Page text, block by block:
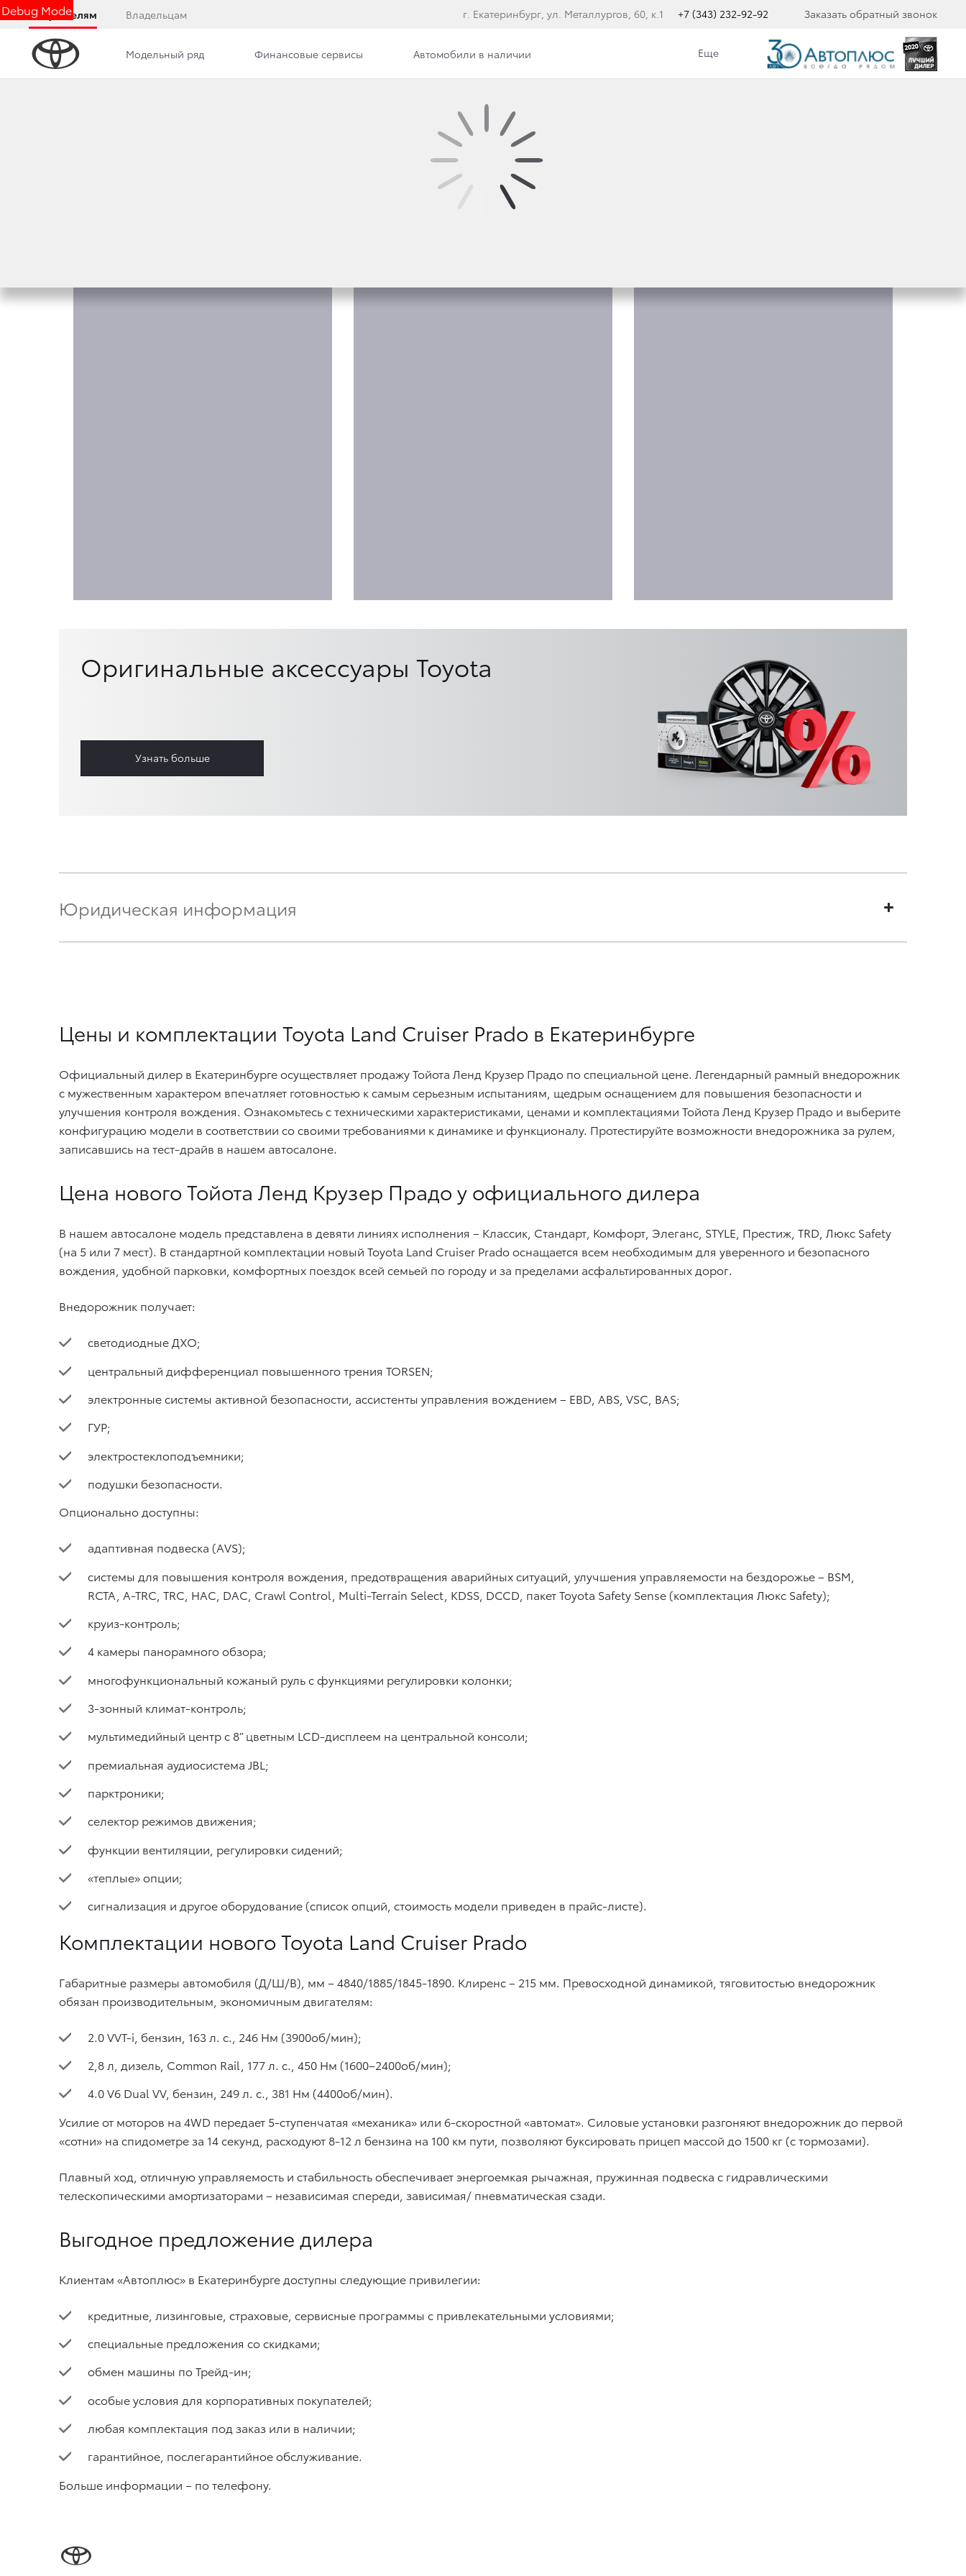
Debug Mode
Покупателям Владельцам г. Екатеринбург, ул. Металлургов, 60, к.1 +7 (343) 232-92-92 Заказать обратный звонок
Модельный ряд Финансовые сервисы Автомобили в наличии Еще
КОМПЛЕКТАЦИИ LAND CRUISER PRADO
Оригинальные аксессуары Toyota
Узнать больше
Юридическая информация
Цены и комплектации Toyota Land Cruiser Prado в Екатеринбурге
Официальный дилер в Екатеринбурге осуществляет продажу Тойота Ленд Крузер Прадо по специальной цене. Легендарный рамный внедорожник
с мужественным характером впечатляет готовностью к самым серьезным испытаниям, щедрым оснащением для повышения безопасности и
улучшения контроля вождения. Ознакомьтесь с техническими характеристиками, ценами и комплектациями Тойота Ленд Крузер Прадо и выберите
конфигурацию модели в соответствии со своими требованиями к динамике и функционалу. Протестируйте возможности внедорожника за рулем,
записавшись на тест-драйв в нашем автосалоне.
Цена нового Тойота Ленд Крузер Прадо у официального дилера
В нашем автосалоне модель представлена в девяти линиях исполнения – Классик, Стандарт, Комфорт, Элеганс, STYLE, Престиж, TRD, Люкс Safety
(на 5 или 7 мест). В стандартной комплектации новый Toyota Land Cruiser Prado оснащается всем необходимым для уверенного и безопасного
вождения, удобной парковки, комфортных поездок всей семьей по городу и за пределами асфальтированных дорог.
Внедорожник получает:
светодиодные ДХО;
центральный дифференциал повышенного трения TORSEN;
электронные системы активной безопасности, ассистенты управления вождением – EBD, ABS, VSC, BAS;
ГУР;
электростеклоподъемники;
подушки безопасности.
Опционально доступны:
адаптивная подвеска (AVS);
системы для повышения контроля вождения, предотвращения аварийных ситуаций, улучшения управляемости на бездорожье – BSM,
RCTA, A-TRC, TRC, HAC, DAC, Crawl Control, Multi-Terrain Select, KDSS, DCCD, пакет Toyota Safety Sense (комплектация Люкс Safety);
круиз-контроль;
4 камеры панорамного обзора;
многофункциональный кожаный руль с функциями регулировки колонки;
3-зонный климат-контроль;
мультимедийный центр с 8” цветным LCD-дисплеем на центральной консоли;
премиальная аудиосистема JBL;
парктроники;
селектор режимов движения;
функции вентиляции, регулировки сидений;
«теплые» опции;
сигнализация и другое оборудование (список опций, стоимость модели приведен в прайс-листе).
Комплектации нового Toyota Land Cruiser Prado
Габаритные размеры автомобиля (Д/Ш/В), мм – 4840/1885/1845-1890. Клиренс – 215 мм. Превосходной динамикой, тяговитостью внедорожник
обязан производительным, экономичным двигателям:
2.0 VVT-i, бензин, 163 л. с., 246 Нм (3900об/мин);
2,8 л, дизель, Common Rail, 177 л. с., 450 Нм (1600–2400об/мин);
4.0 V6 Dual VV, бензин, 249 л. с., 381 Нм (4400об/мин).
Усилие от моторов на 4WD передает 5-ступенчатая «механика» или 6-скоростной «автомат». Силовые установки разгоняют внедорожник до первой
«сотни» на спидометре за 14 секунд, расходуют 8-12 л бензина на 100 км пути, позволяют буксировать прицеп массой до 1500 кг (с тормозами).
Плавный ход, отличную управляемость и стабильность обеспечивает энергоемкая рычажная, пружинная подвеска с гидравлическими
телескопическими амортизаторами – независимая спереди, зависимая/ пневматическая сзади.
Выгодное предложение дилера
Клиентам «Автоплюс» в Екатеринбурге доступны следующие привилегии:
кредитные, лизинговые, страховые, сервисные программы с привлекательными условиями;
специальные предложения со скидками;
обмен машины по Трейд-ин;
особые условия для корпоративных покупателей;
любая комплектация под заказ или в наличии;
гарантийное, послегарантийное обслуживание.
Больше информации – по телефону.